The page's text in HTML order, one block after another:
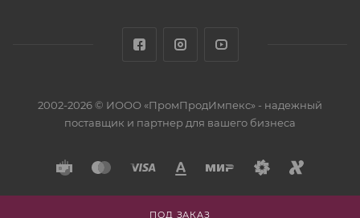
ПОД ЗАКАЗ
2002-2026 © ИООО «ПромПродИмпекс» - надежный
поставщик и партнер для вашего бизнеса